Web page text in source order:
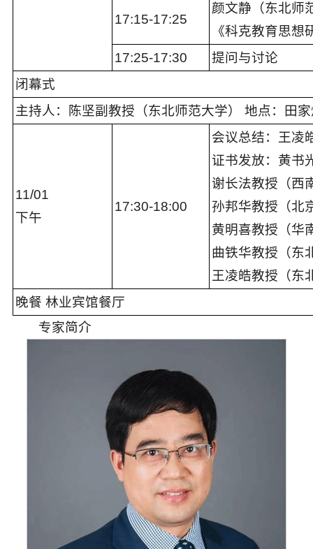
17:15-17:25
颜文静（东北师
《科克教育思想
17:25-17:30
提问与讨论
闭幕式
主持人： 陈坚副 教授（东北师范大学） 地点：田
11/01
下午
17:30-18:00
会议总结：王凌
证书发放：黄书
谢长法教授（西
孙邦华教授（北
黄明喜教授（华
曲铁华教授（东
王凌皓教授（东
晚餐 林业宾馆餐厅
专家简介